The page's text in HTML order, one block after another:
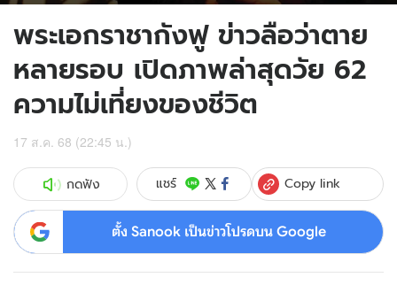
พระเอกราชากังฟู ข่าวลือว่าตาย
หลายรอบ เปิดภาพล่าสุดวัย 62
ความไม่เที่ยงของชีวิต
17 ส.ค. 68 (22:45 น.)
กดฟัง แชร์ Copy link
ตั้ง Sanook เป็นข่าวโปรดบน Google